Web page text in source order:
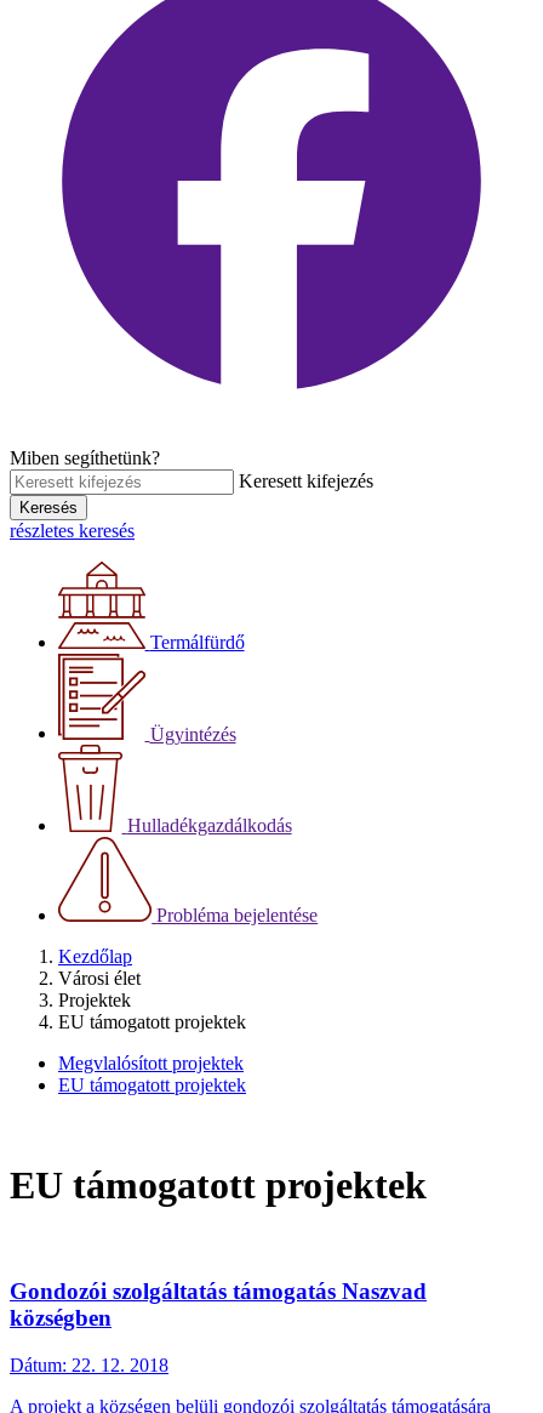
Miben segíthetünk?
Keresett kifejezés
Keresés
részletes keresés
Termálfürdő
Ügyintézés
Hulladékgazdálkodás
Probléma bejelentése
Kezdőlap
Városi élet
Projektek
EU támogatott projektek
Megvlalósított projektek
EU támogatott projektek
EU támogatott projektek
Gondozói szolgáltatás támogatás Naszvad
községben
Dátum: 22. 12. 2018
A projekt a községen belüli gondozói szolgáltatás támogatására